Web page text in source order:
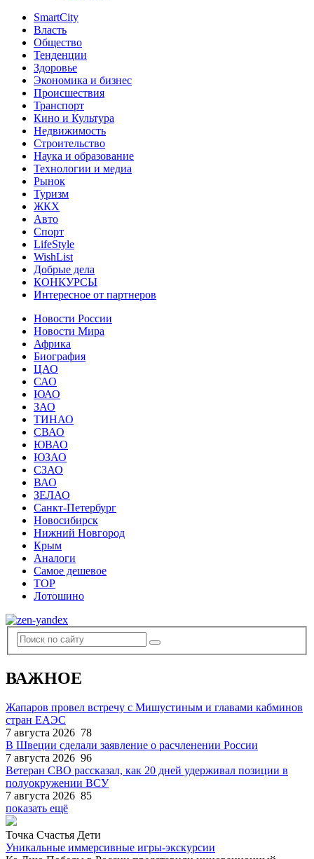
SmartCity
Власть
Общество
Тенденции
Здоровье
Экономика и бизнес
Происшествия
Транспорт
Кино и Культура
Недвижимость
Строительство
Наука и образование
Технологии и медиа
Рынок
Туризм
ЖКХ
Авто
Спорт
LifeStyle
WishList
Добрые дела
КОНКУРСЫ
Интересное от партнеров
Новости России
Новости Мира
Африка
Биография
ЦАО
САО
ЮАО
ЗАО
ТИНАО
СВАО
ЮВАО
ЮЗАО
СЗАО
ВАО
ЗЕЛАО
Санкт-Петербург
Новосибирск
Нижний Новгород
Крым
Аналоги
Самое дешевое
TOP
Лотошино
ВАЖНОЕ
Жапаров провел встречу с Мишустиным и главами кабминов
стран ЕАЭС
7 августа 2026 78
В Швеции сделали заявление о расчленении России
7 августа 2026 96
Ветеран СВО рассказал, как 20 дней удерживал позиции в
полуокружении ВСУ
7 августа 2026 85
показать ещё
Точка Счастья Дети
Уникальные иммерсивные игры-экскурсии